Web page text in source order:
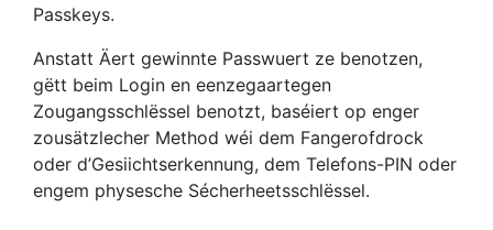
Passkeys.
Anstatt Äert gewinnte Passwuert ze benotzen,
gëtt beim Login en eenzegaartegen
Zougangsschlëssel benotzt, baséiert op enger
zousätzlecher Method wéi dem Fangerofdrock
oder d’Gesiichtserkennung, dem Telefons-PIN oder
engem physesche Sécherheetsschlëssel.